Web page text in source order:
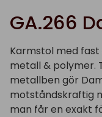
GA.266
Karmstol med
metall & polymer.
metallben gör
motståndskraftig
man får en exakt